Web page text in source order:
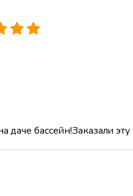
даче бассейн!Заказали